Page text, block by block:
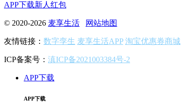
APP下载新人红包
© 2020-2026 麦享生活 网站地图
友情链接： 数字孪生 麦享生活APP 淘宝优惠券商城
ICP备案号： 滇ICP备2021003384号-2
APP下载
APP下载